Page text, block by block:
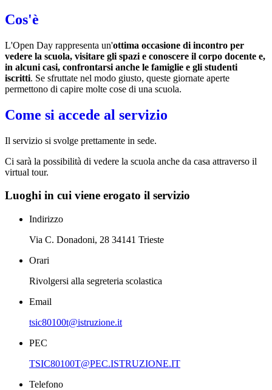
Cos'è
L'Open Day rappresenta un'ottima occasione di incontro per
vedere la scuola, visitare gli spazi e conoscere il corpo docente e,
in alcuni casi, confrontarsi anche le famiglie e gli studenti
iscritti. Se sfruttate nel modo giusto, queste giornate aperte
permettono di capire molte cose di una scuola.
Come si accede al servizio
Il servizio si svolge prettamente in sede.
Ci sarà la possibilità di vedere la scuola anche da casa attraverso il
virtual tour.
Luoghi in cui viene erogato il servizio
Indirizzo
Via C. Donadoni, 28 34141 Trieste
Orari
Rivolgersi alla segreteria scolastica
Email
tsic80100t@istruzione.it
PEC
TSIC80100T@PEC.ISTRUZIONE.IT
Telefono